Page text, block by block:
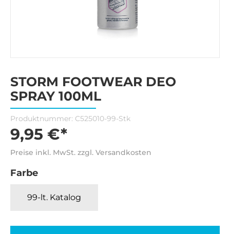
STORM FOOTWEAR DEO
SPRAY 100ML
Produktnummer: C525010-99-Stk
9,95 €*
Preise inkl. MwSt. zzgl. Versandkosten
Farbe
99-lt. Katalog